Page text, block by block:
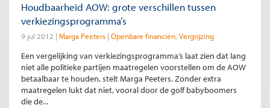
Houdbaarheid AOW: grote verschillen tussen
verkiezingsprogramma’s
9 jul 2012 Marga Peeters Openbare financiën Vergrijzing
Een vergelijking van verkiezingsprogramma’s laat zien dat lang
niet alle politieke partijen maatregelen voorstellen om de AOW
betaalbaar te houden, stelt Marga Peeters. Zonder extra
maatregelen lukt dat niet, vooral door de golf babyboomers
die de...